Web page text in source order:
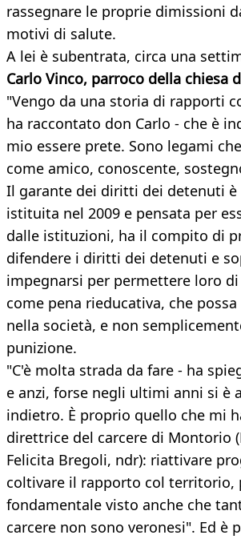
rassegnare le proprie dimissioni
motivi di salute.
A lei è subentrata, circa una
Carlo Vinco, parroco della chiesa
"Vengo da una storia di rapporti
ha raccontato don Carlo - che è
mio essere prete. Sono legami
come amico, conoscente,
Il garante dei diritti dei detenuti è
istituita nel 2009 e pensata per
dalle istituzioni, ha il compito di
difendere i diritti dei detenuti e
impegnarsi per permettere loro
come pena rieducativa, che
nella società, e non
punizione.
"C'è molta strada da fare - ha
e anzi, forse negli ultimi anni si è
indietro. È proprio quello che mi
direttrice del carcere di Montorio
Felicita Bregoli, ndr): riattivare
coltivare il rapporto col territorio,
fondamentale visto anche che
carcere non sono veronesi". Ed è